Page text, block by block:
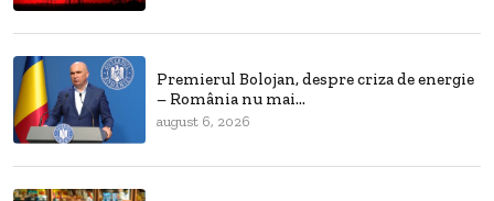
Premierul Bolojan, despre criza de energie
– România nu mai...
august 6, 2026